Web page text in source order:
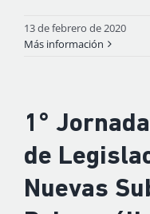
13 de febrero de 2020
Más información
1°
de
Nuevas